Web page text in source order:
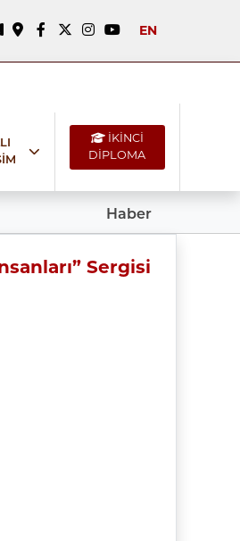
EN
İKİNCİ
DİPLOMA
Haber
Sergisi